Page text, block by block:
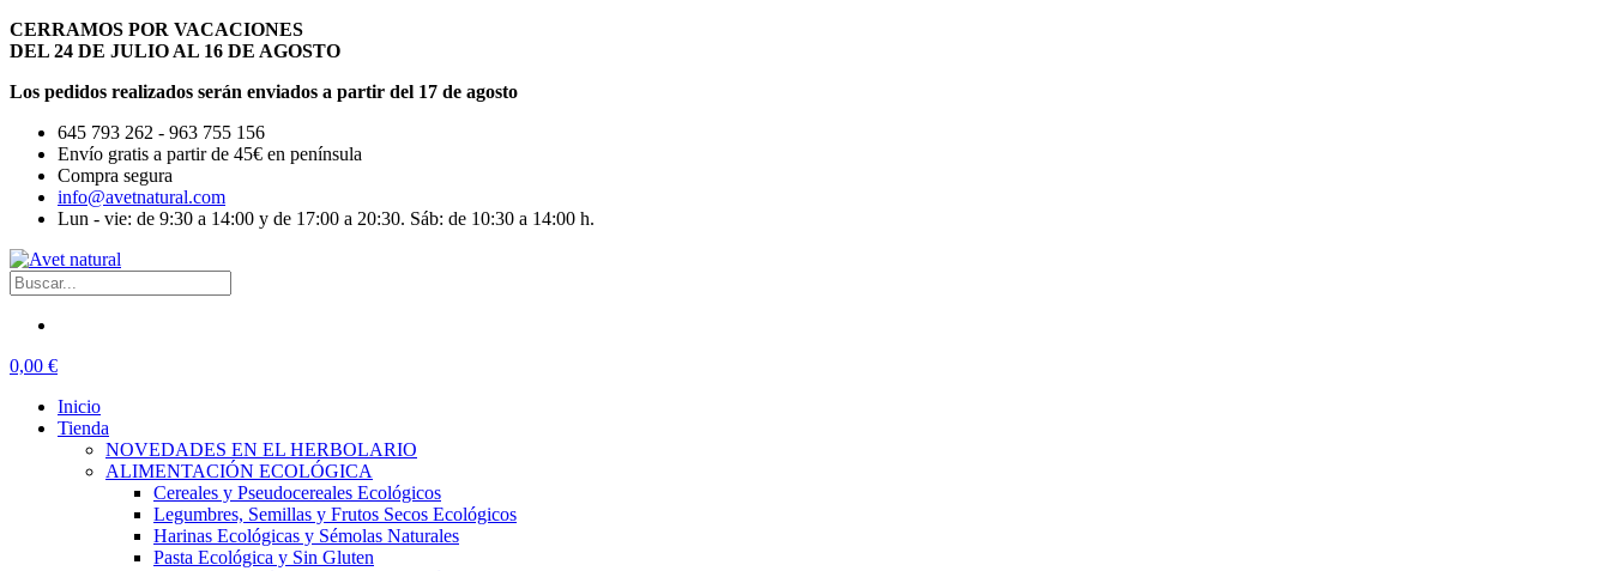
CERRAMOS POR VACACIONES
DEL 24 DE JULIO AL 16 DE AGOSTO
Los pedidos realizados serán enviados a partir del 17 de agosto
645 793 262 - 963 755 156
Envío gratis a partir de 45€ en península
Compra segura
info@avetnatural.com
Lun - vie: de 9:30 a 14:00 y de 17:00 a 20:30. Sáb: de 10:30 a 14:00 h.
0,00 €
Inicio
Tienda
NOVEDADES EN EL HERBOLARIO
ALIMENTACIÓN ECOLÓGICA
Cereales y Pseudocereales Ecológicos
Legumbres, Semillas y Frutos Secos Ecológicos
Harinas Ecológicas y Sémolas Naturales
Pasta Ecológica y Sin Gluten